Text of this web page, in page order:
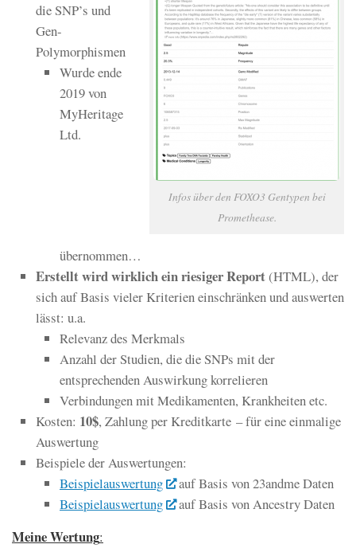
Infos über den FOXO3 Gentypen bei
Promethease.
die SNP’s und
Gen-
Polymorphismen
Wurde ende
2019 von
MyHeritage
Ltd.
übernommen…
Erstellt wird wirklich ein riesiger Report(HTML), der
sich auf Basis vieler Kriterien einschränken und auswerten
lässt: u.a.
Relevanz des Merkmals
Anzahl der Studien, die die SNPs mit der
entsprechenden Auswirkung korrelieren
Verbindungen mit Medikamenten, Krankheiten etc.
Kosten: 10$, Zahlung per Kreditkarte – für eine einmalige
Auswertung
Beispiele der Auswertungen:
Beispielauswertung
auf Basis von 23andme Daten
Beispielauswertung
auf Basis von Ancestry Daten
Meine Wertung: